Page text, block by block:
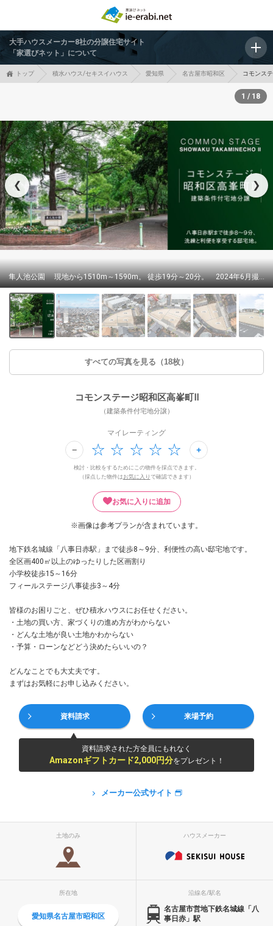
大手ハウスメーカー8社の分譲住宅サイト
「家選びネット」について
トップ 積水ハウス/セキスイハウス 愛知県 名古屋市昭和区 コモンス
❮
隼人池公園 現地から1510m～1590m。 徒歩19分～20分。 2024年6月撮影
❯
1 / 18
すべての写真を見る（18枚）
コモンステージ昭和区高峯町Ⅱ
（建築条件付宅地分譲）
マイレーティング
検討・比較をするためにこの物件を採点できます。
（採点した物件は お気に入り で確認できます）
お気に入りに追加
※画像は参考プランが含まれています。
地下鉄名城線「八事日赤駅」まで徒歩8～9分、利便性の高い邸宅地です。
全区画400㎡以上のゆったりした区画割り
小学校徒歩15～16分
フィールステージ八事徒歩3～4分
皆様のお困りごと、ぜひ積水ハウスにお任せください。
・土地の買い方、家づくりの進め方がわからない
・どんな土地が良い土地かわからない
・予算・ローンなどどう決めたらいいの？
どんなことでも大丈夫です。
まずはお気軽にお申し込みください。
資料請求 来場予約
資料請求された方全員にもれなく
Amazonギフトカード2,000円分をプレゼント！
メーカー公式サイト
土地のみ ハウスメーカー
所在地
愛知県名古屋市昭和区
沿線名/駅名
名古屋市営地下鉄名城線「八
事日赤」駅